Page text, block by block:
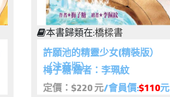
本書歸類在:橋樑書
許願池的精靈少女(精裝版）
（注音版）
梅子糖 繪者：李珮紋
定價：$220 元/會員價:$110元